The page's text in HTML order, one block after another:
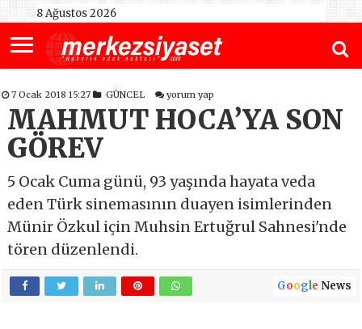
8 Ağustos 2026
7 Ocak 2018 15:27 GÜNCEL yorum yap
MAHMUT HOCA’YA SON
GÖREV
5 Ocak Cuma günü, 93 yaşında hayata veda
eden Türk sinemasının duayen isimlerinden
Münir Özkul için Muhsin Ertuğrul Sahnesi'nde
tören düzenlendi.
Google News